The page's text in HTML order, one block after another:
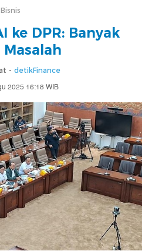
ke DPR: Banyak
Masalah
- detikFinance
2025 16:18 WIB